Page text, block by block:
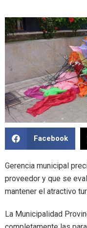
Facebook
Gerencia municipal
proveedor y que se
mantener el atractivo
La Municipalidad